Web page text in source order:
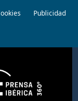
Publicidad